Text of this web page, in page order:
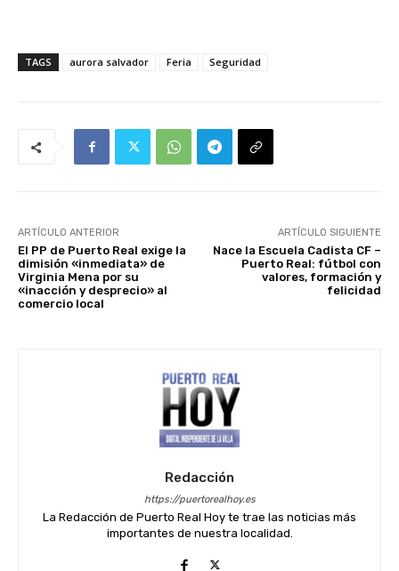
TAGS aurora salvador Feria Seguridad
ARTÍCULO ANTERIOR
El PP de Puerto Real exige la
dimisión «inmediata» de
Virginia Mena por su
«inacción y desprecio» al
comercio local
ARTÍCULO SIGUIENTE
Nace la Escuela Cadista CF –
Puerto Real: fútbol con
valores, formación y
felicidad
Redacción
https://puertorealhoy.es
La Redacción de Puerto Real Hoy te trae las noticias más
importantes de nuestra localidad.